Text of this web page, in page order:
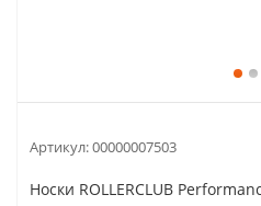
Артикул:00000007503
Носки ROLLERCLUB